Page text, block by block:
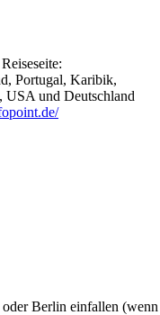
Portugal, Karibik,
USA und Deutschland
Berlin einfallen (wenn